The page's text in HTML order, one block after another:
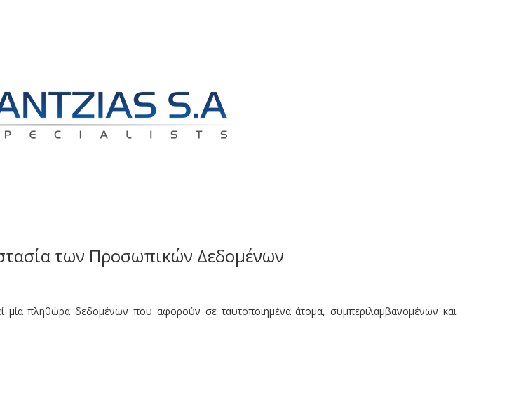
των Προσωπικών Δεδομένων
μία πληθώρα δεδομένων που αφορούν σε ταυτοποιημένα άτομα, συμπεριλαμβανομένων και